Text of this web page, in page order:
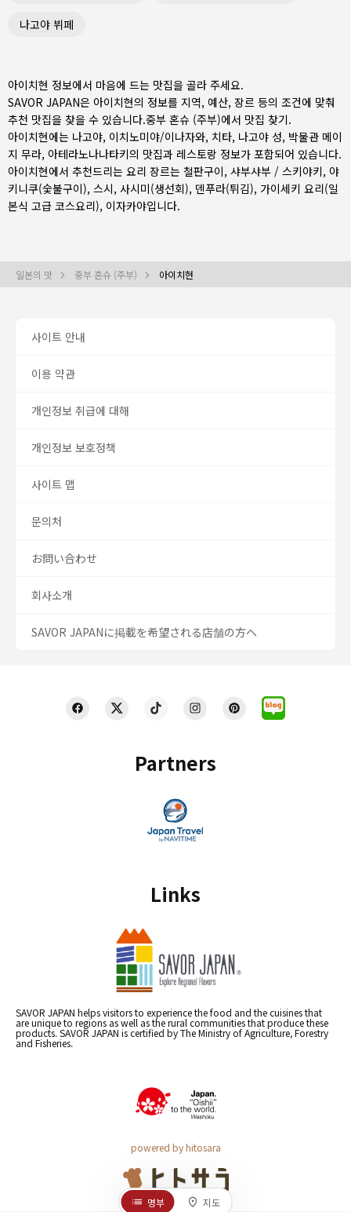
나고야 뷔페
아이치현 정보에서 마음에 드는 맛집을 골라 주세요.
SAVOR JAPAN은 아이치현의 정보를 지역, 예산, 장르 등의 조건에 맞춰
추천 맛집을 찾을 수 있습니다.중부 혼슈 (주부)에서 맛집 찾기.
아이치현에는 나고야, 이치노미야/이나자와, 치타, 나고야 성, 박물관 메이
지 무라, 아테라노나나타키의 맛집과 레스토랑 정보가 포함되어 있습니다.
아이치현에서 추천드리는 요리 장르는 철판구이, 샤부샤부 / 스키야키, 야
키니쿠(숯불구이), 스시, 사시미(생선회), 덴푸라(튀김), 가이세키 요리(일
본식 고급 코스요리), 이자카야입니다.
일본의 맛 중부 혼슈 (주부) 아이치현
Partners
Links
SAVOR JAPAN helps visitors to experience the food and the cuisines that
are unique to regions as well as the rural communities that produce these
products. SAVOR JAPAN is certified by The Ministry of Agriculture, Forestry
and Fisheries.
powered by hitosara
사이트 안내
이용 약관
개인정보 취급에 대해
개인정보 보호정책
사이트 맵
문의처
お問い合わせ
회사소개
SAVOR JAPANに掲載を希望される店舗の方へ
명부 지도